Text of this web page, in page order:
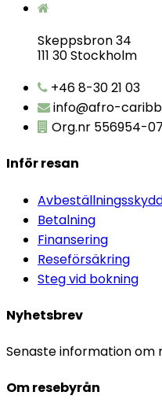
Skeppsbron 34
111 30 Stockholm
+46 8-30 21 03
info@afro-
Org.nr 556954-
Inför resan
Betalning
Finansering
Reseförsäkring
Steg vid bokning
Nyhetsbrev
Senaste information om
Om resebyrån